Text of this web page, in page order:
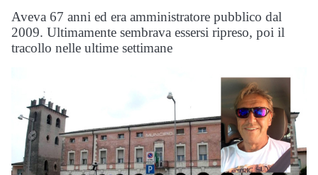
Aveva 67 anni ed era amministratore pubblico dal
2009. Ultimamente sembrava essersi ripreso, poi il
tracollo nelle ultime settimane